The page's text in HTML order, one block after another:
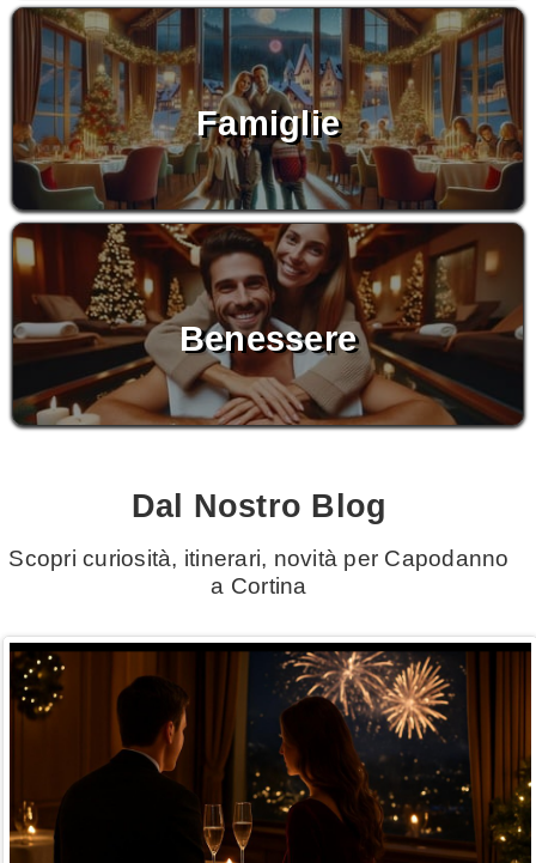
Famiglie
Benessere
Dal Nostro Blog
Scopri curiosità, itinerari, novità per Capodanno
a Cortina